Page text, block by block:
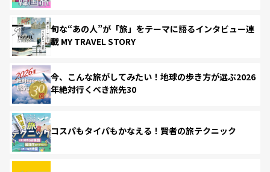
旬な“あの人”が「旅」をテーマに語るインタビュー連
載 MY TRAVEL STORY
今、こんな旅がしてみたい！地球の歩き方が選ぶ2026
年絶対行くべき旅先30
コスパもタイパもかなえる！賢者の旅テクニック